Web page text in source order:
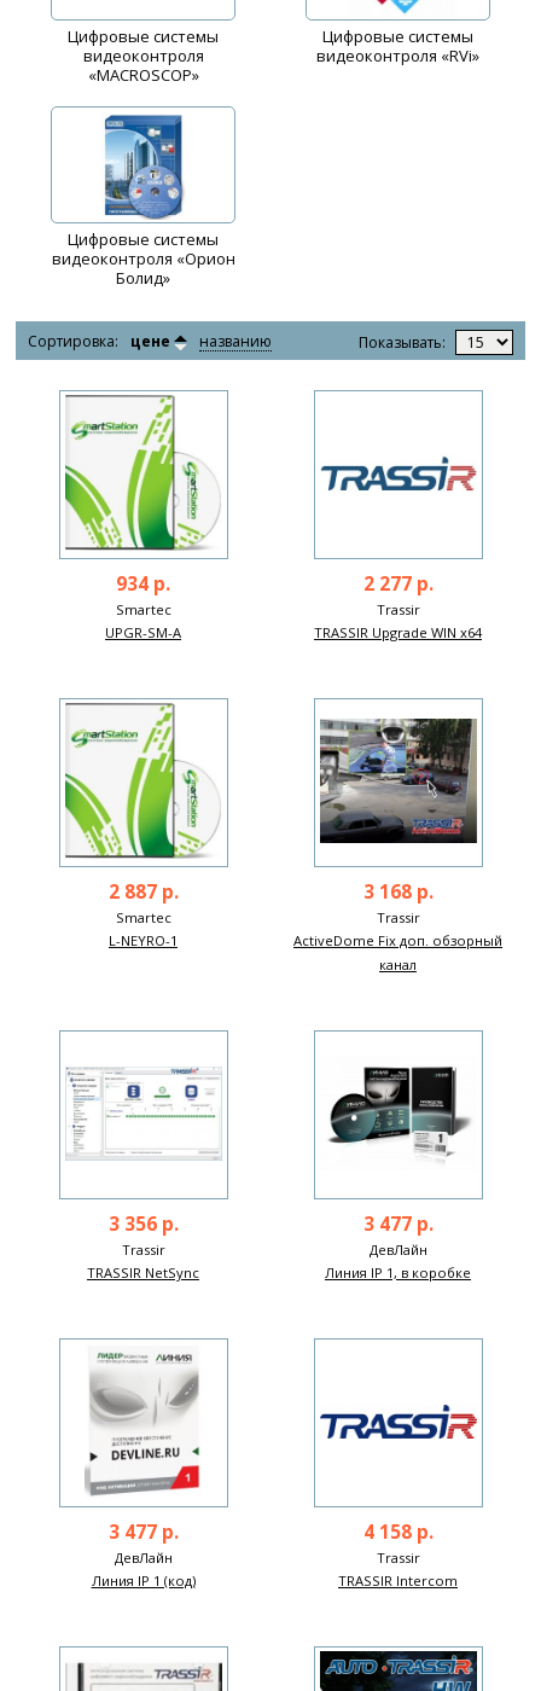
Цифровые системы
видеоконтроля
«MACROSCOP»
Цифровые системы
видеоконтроля «RVi»
Цифровые системы
видеоконтроля «Орион
Болид»
Сортировка: цене названию Показывать:
934 р.
Smartec
UPGR-SM-A
2 277 р.
Trassir
TRASSIR Upgrade WIN х64
2 887 р.
Smartec
L-NEYRO-1
3 168 р.
Trassir
ActiveDome Fix доп. обзорный
канал
3 356 р.
Trassir
TRASSIR NetSync
3 477 р.
ДевЛайн
Линия IP 1, в коробке
3 477 р.
ДевЛайн
Линия IP 1 (код)
4 158 р.
Trassir
TRASSIR Intercom